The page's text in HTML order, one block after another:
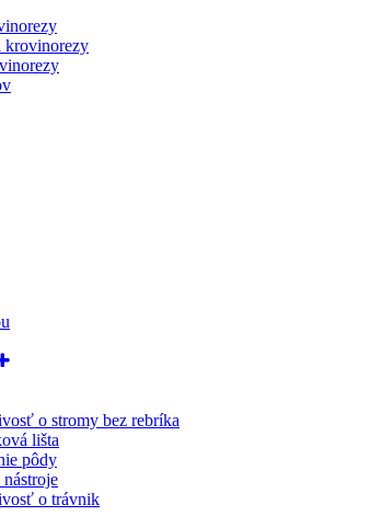
krovinorezy
o stromy bez rebríka
lišta
pôdy
o trávnik